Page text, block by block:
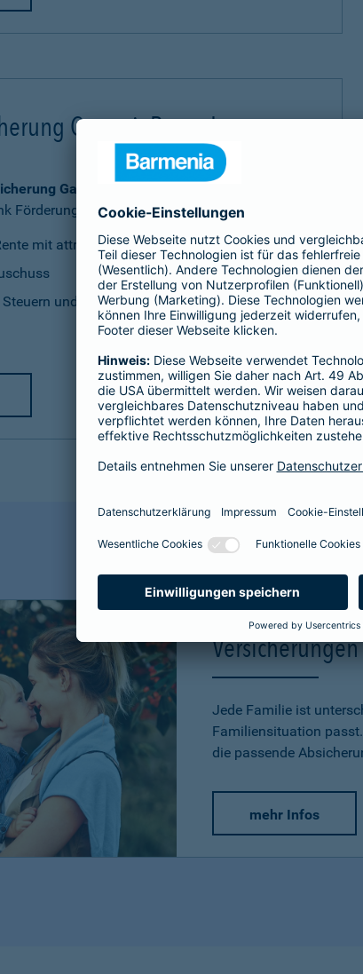
GarantieRente Invest
GarantieRente Invest
Förderung sicher und umfangreich auf.
mit attraktiver Renditechance
und Sozialabgaben
Jede Familie ist
Familiensituation
die passende
mehr Infos